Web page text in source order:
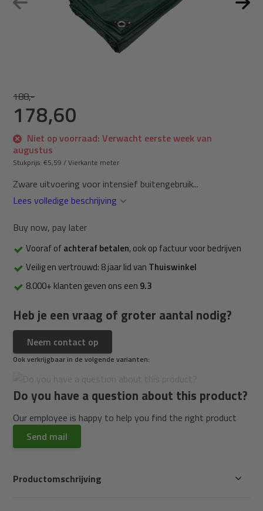
188,-
178,60
Niet op voorraad: Verwacht eerste week van
augustus
Stukprijs:€5,59 /Vierkante meter
Zware uitvoering voor intensief buitengebruik...
Lees volledige beschrijving
Buy now, pay later
Vooraf ofachteraf betalen, ook op factuur voor bedrijven
Veilig en vertrouwd: 8 jaar lid van Thuiswinkel
8.000+ klanten geven ons een 9.3
Heb je een vraag of groter aantal nodig?
Neem contact op
Ook verkrijgbaar in de volgende varianten:
Do you have a question about this product?
Our employee is happy to help you find the right product
Send mail
Productomschrijving